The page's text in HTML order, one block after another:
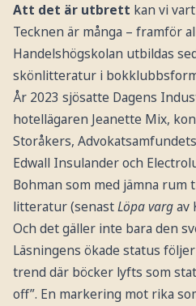
Att det är utbrett kan vi
Tecknen är många – framför
Handelshögskolan utbildas
skönlitteratur i
År 2023 sjösatte Dagens
hotellägaren Jeanette Mix,
Storåkers,
Edwall Insulander och
Bohman som med jämna rum
litteratur (senastLöpa vargav
Och det gäller inte bara den
Läsningens ökade status
trend där böcker lyfts som
off”. En markering mot rika